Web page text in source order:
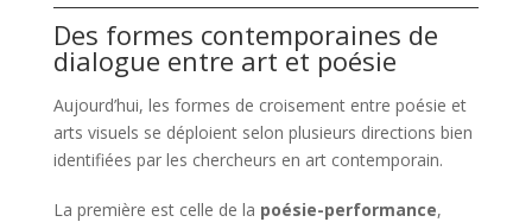
Des formes contemporaines de
dialogue entre art et poésie
Aujourd’hui, les formes de croisement entre poésie et
arts visuels se déploient selon plusieurs directions bien
identifiées par les chercheurs en art contemporain.
La première est celle de la poésie-performance,